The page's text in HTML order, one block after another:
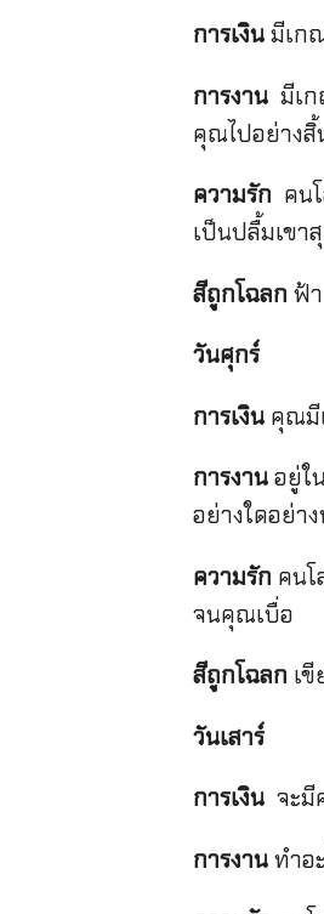
การเงินมีเก
การงาน มีเ
คุณไปอย่างสิ้
ความรัก คน
เป็นปลื้มเขา
สีถูกโฉลก ฟ้
วันศุกร์
การเงิน คุณมี
การงานอยู่ใ
อย่างใดอย่า
ความรัก คนโ
จนคุณเบื่อ
สีถูกโฉลก เ
วันเสาร์
การเงินจะมี
การงาน ทำอ